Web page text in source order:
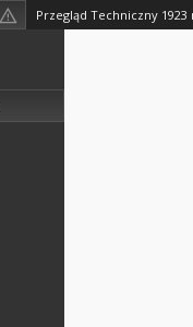
Przegląd Techniczny 1923